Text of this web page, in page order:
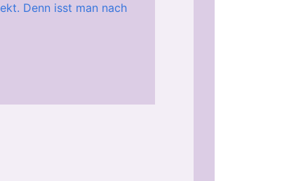
Denn isst man nach